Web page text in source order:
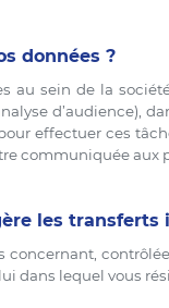
données ?
au sein de la
d’audience),
effectuer ces
communiquée aux
les
dans lequel vous